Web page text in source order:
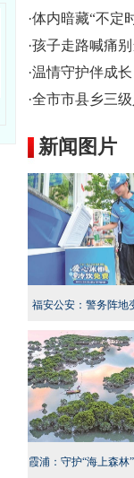
·体内暗藏“不定
·孩子走路喊痛
·温情守护伴成
·全市市县乡三
新闻图片
福安公安：警务阵地
地”
霞浦：守护“海上森林